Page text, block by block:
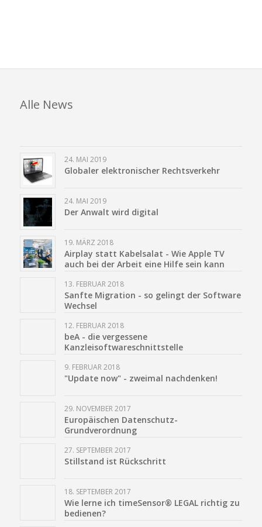
Alle News
24. MAI 2019
Globaler elektronischer Rechtsverkehr
24. MAI 2019
Der Anwalt wird digital
19. MÄRZ 2018
Airplay statt Kabelsalat - Wie Apple TV
auch bei der Arbeit eine Hilfe sein kann
13. FEBRUAR 2018
Sanfte Migration - so gelingt der Software
Wechsel
12. FEBRUAR 2018
beA - die vergessene
Kanzleisoftwareschnittstelle
9. FEBRUAR 2018
"Update now" - zweimal nachdenken!
29. NOVEMBER 2017
Europäischen Datenschutz-
Grundverordnung
27. SEPTEMBER 2017
Stillstand ist Rückschritt
18. SEPTEMBER 2017
Wie lerne ich timeSensor® LEGAL richtig zu
bedienen?